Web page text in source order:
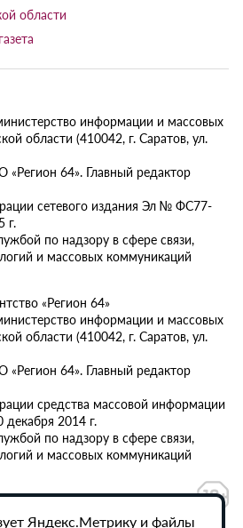
области
информации и массовых
области (410042, г. Саратов, ул.
64». Главный редактор
сетевого издания Эл № ФС77-
г.
по надзору в сфере связи,
и массовых коммуникаций
«Регион 64»
информации и массовых
области (410042, г. Саратов, ул.
64». Главный редактор
средства массовой информации
2014 г.
по надзору в сфере связи,
и массовых коммуникаций
персональных данных
Яндекс.Метрику и файлы